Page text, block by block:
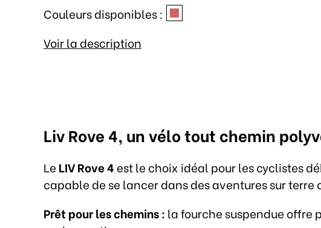
Couleurs disponibles :
Voir la description
Liv Rove 4, un vélo tout chemin
Le LIV Rove 4 est le choix idéal pour les cyclistes
capable de se lancer dans des aventures sur terre
Prêt pour les chemins : la fourche suspendue offre